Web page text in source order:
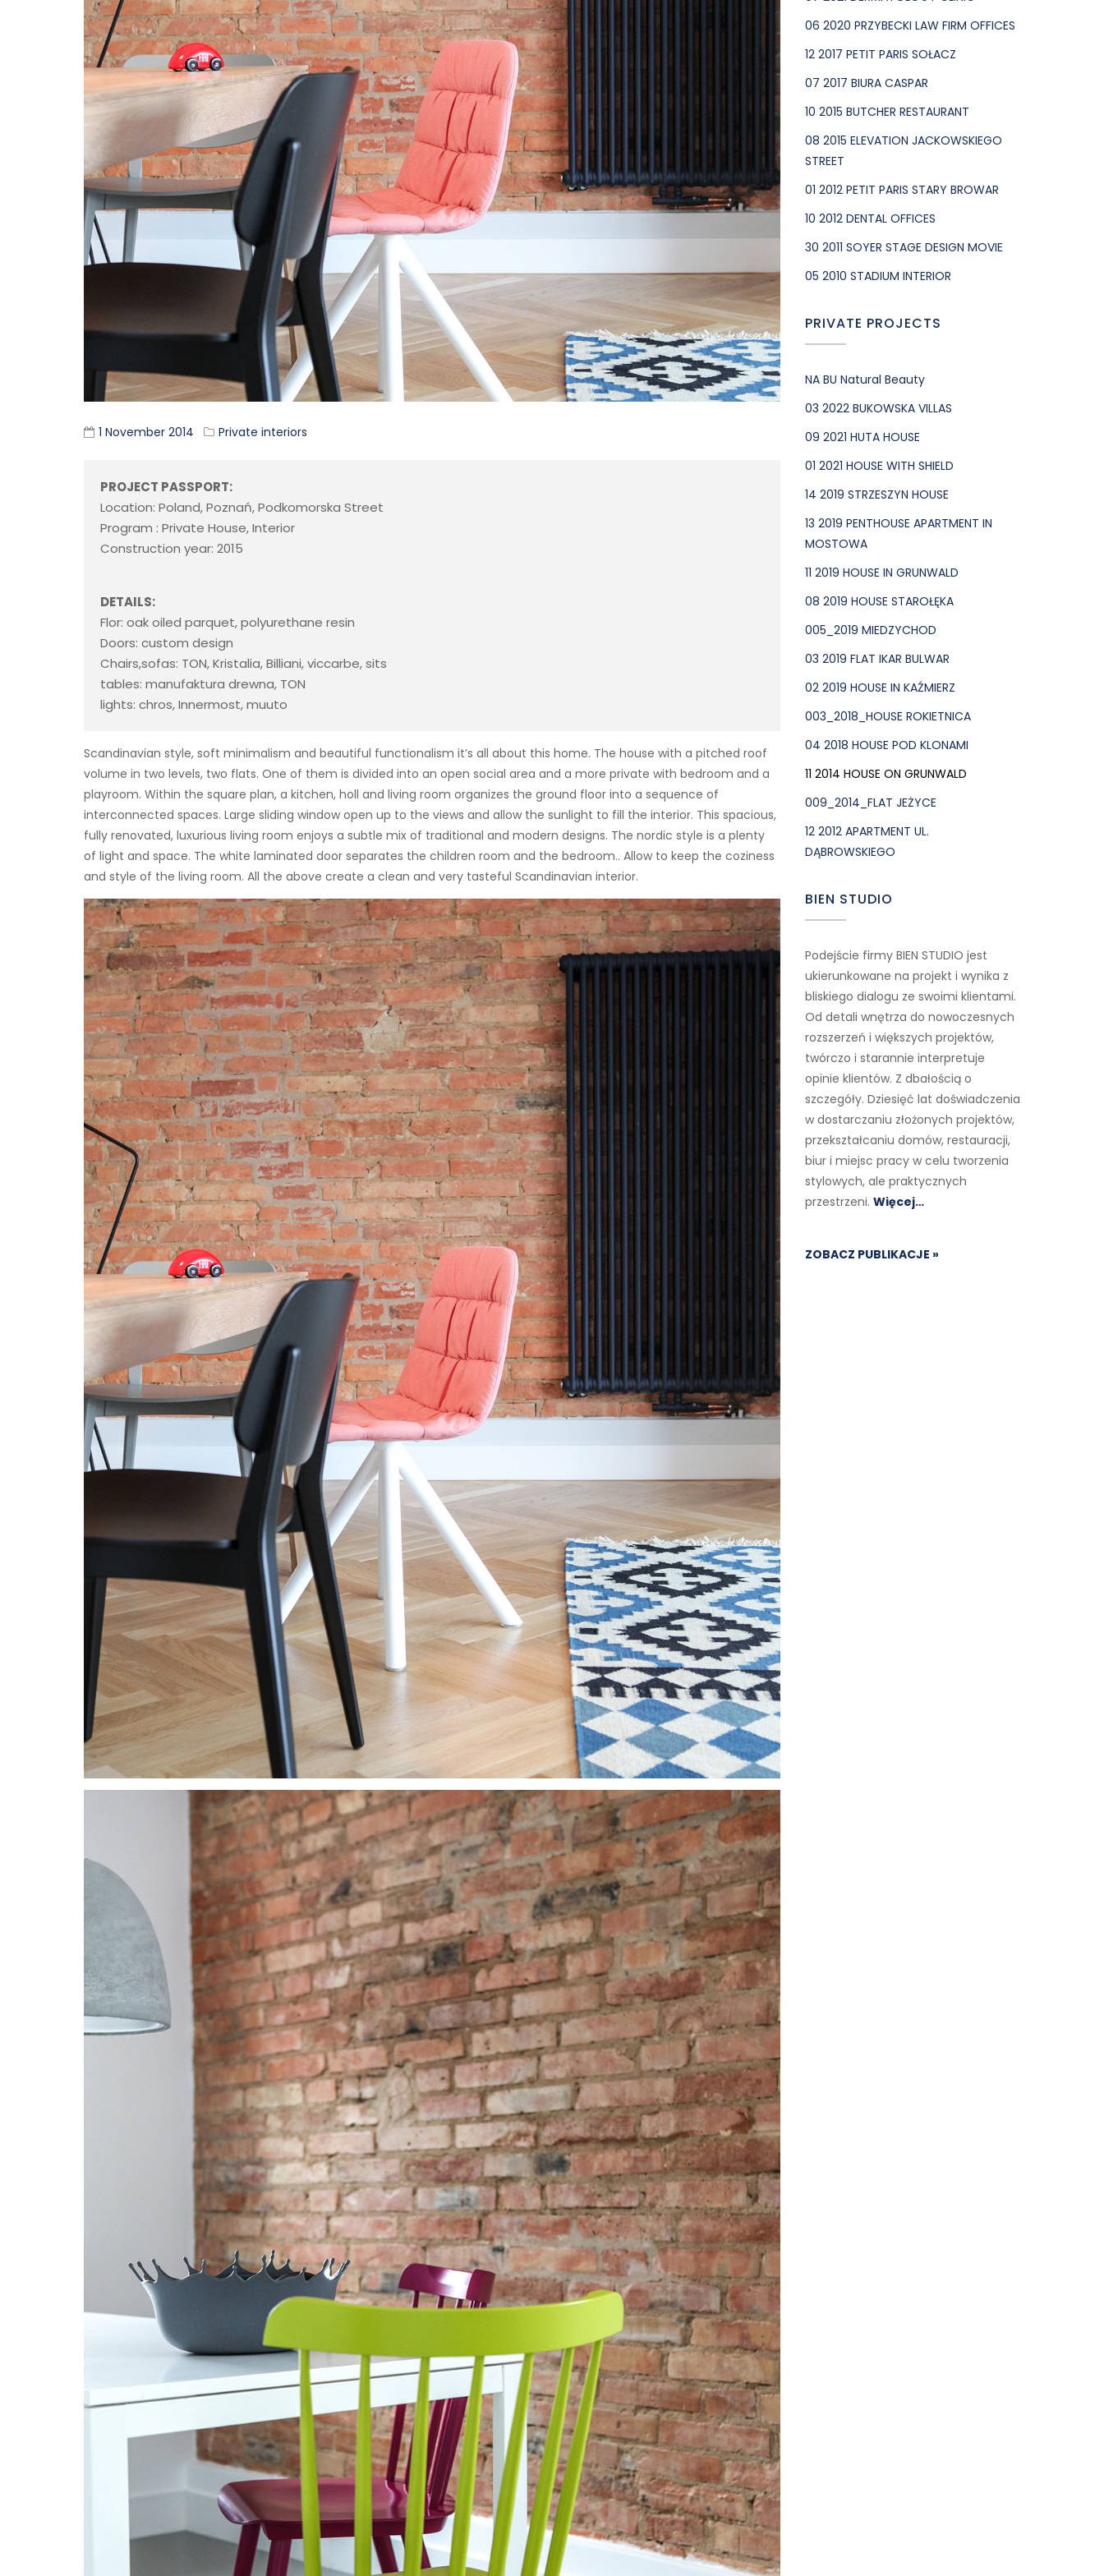
1 November 2014 Private interiors
PROJECT PASSPORT:
Location: Poland, Poznań, Podkomorska Street
Program : Private House, Interior
Construction year: 2015
DETAILS:
Flor: oak oiled parquet, polyurethane resin
Doors: custom design
Chairs,sofas: TON, Kristalia, Billiani, viccarbe, sits
tables: manufaktura drewna, TON
lights: chros, Innermost, muuto
Scandinavian style, soft minimalism and beautiful functionalism it’s all about this home. The house with a pitched roof
volume in two levels, two flats. One of them is divided into an open social area and a more private with bedroom and a
playroom. Within the square plan, a kitchen, holl and living room organizes the ground floor into a sequence of
interconnected spaces. Large sliding window open up to the views and allow the sunlight to fill the interior. This spacious,
fully renovated, luxurious living room enjoys a subtle mix of traditional and modern designs. The nordic style is a plenty
of light and space. The white laminated door separates the children room and the bedroom.. Allow to keep the coziness
and style of the living room. All the above create a clean and very tasteful Scandinavian interior.
06 2020 PRZYBECKI LAW FIRM OFFICES
12 2017 PETIT PARIS SOŁACZ
07 2017 BIURA CASPAR
10 2015 BUTCHER RESTAURANT
08 2015 ELEVATION JACKOWSKIEGO
STREET
01 2012 PETIT PARIS STARY BROWAR
10 2012 DENTAL OFFICES
30 2011 SOYER STAGE DESIGN MOVIE
05 2010 STADIUM INTERIOR
PRIVATE PROJECTS
NA BU Natural Beauty
03 2022 BUKOWSKA VILLAS
09 2021 HUTA HOUSE
01 2021 HOUSE WITH SHIELD
14 2019 STRZESZYN HOUSE
13 2019 PENTHOUSE APARTMENT IN
MOSTOWA
11 2019 HOUSE IN GRUNWALD
08 2019 HOUSE STAROŁĘKA
005_2019 MIEDZYCHOD
03 2019 FLAT IKAR BULWAR
02 2019 HOUSE IN KAŹMIERZ
003_2018_HOUSE ROKIETNICA
04 2018 HOUSE POD KLONAMI
11 2014 HOUSE ON GRUNWALD
009_2014_FLAT JEŻYCE
12 2012 APARTMENT UL.
DĄBROWSKIEGO
BIEN STUDIO
Podejście firmy BIEN STUDIO jest
ukierunkowane na projekt i wynika z
bliskiego dialogu ze swoimi klientami.
Od detali wnętrza do nowoczesnych
rozszerzeń i większych projektów,
twórczo i starannie interpretuje
opinie klientów. Z dbałością o
szczegóły. Dziesięć lat doświadczenia
w dostarczaniu złożonych projektów,
przekształcaniu domów, restauracji,
biur i miejsc pracy w celu tworzenia
stylowych, ale praktycznych
przestrzeni. Więcej…
ZOBACZ PUBLIKACJE »